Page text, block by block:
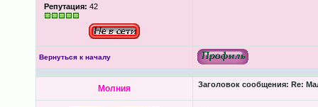
Репутация: 42
Вернуться к началу
Молния Заголовок сообщения: Re: